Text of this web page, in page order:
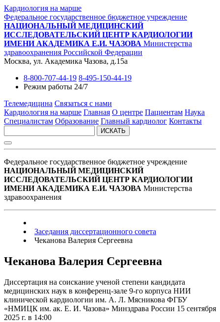
Кардиология на марше
Федеральное государственное бюджетное учреждение
НАЦИОНАЛЬНЫЙ МЕДИЦИНСКИЙ
ИССЛЕДОВАТЕЛЬСКИЙ ЦЕНТР КАРДИОЛОГИИ
ИМЕНИ АКАДЕМИКА Е.И. ЧАЗОВА Министерства
здравоохранения Российской Федерации
Москва, ул. Академика Чазова, д.15а
8-800-707-44-19 8-495-150-44-19
Режим работы 24/7
Телемедицина Связаться с нами
Кардиология на марше Главная О центре Пациентам Наука
Специалистам Образование Главный кардиолог Контакты
ИСКАТЬ
Федеральное государственное бюджетное учреждение
НАЦИОНАЛЬНЫЙ МЕДИЦИНСКИЙ
ИССЛЕДОВАТЕЛЬСКИЙ ЦЕНТР КАРДИОЛОГИИ
ИМЕНИ АКАДЕМИКА Е.И. ЧАЗОВА Министерства
здравоохранения
Заседания диссертационного совета
Чеканова Валерия Сергеевна
Чеканова Валерия Сергеевна
Диссертация на соискание ученой степени кандидата
медицинских наук в конференц-зале 9-го корпуса НИИ
клинической кардиологии им. А. Л. Мясникова ФГБУ
«НМИЦК им. ак. Е. И. Чазова» Минздрава России 15 сентября
2025 г. в 14:00